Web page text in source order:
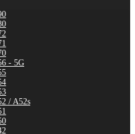
- 5G
/ A52s